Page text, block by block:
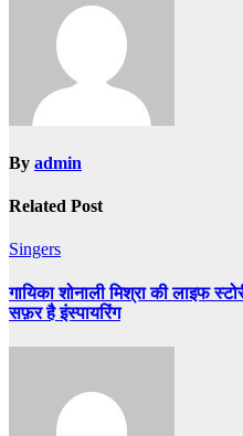
By admin
Related Post
Singers
गायिका शोनाली मिश्रा की लाइफ
सफ़र है इंस्पायरिंग